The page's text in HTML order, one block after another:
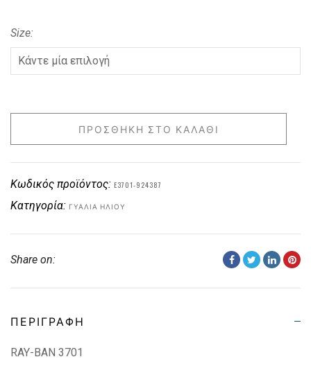
Size
ΠΡΟΣΘΉΚΗ ΣΤΟ ΚΑΛΆΘΙ
Κωδικός προϊόντος: E3701-924387
Κατηγορία: ΓΥΑΛΙΆ ΗΛΊΟΥ
Share on:
ΠΕΡΙΓΡΑΦΉ
RAY-BAN 3701